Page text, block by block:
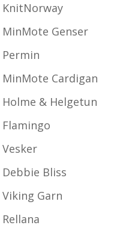
KnitNorway
MinMote Genser
Permin
MinMote Cardigan
Holme & Helgetun
Flamingo
Vesker
Debbie Bliss
Viking Garn
Rellana